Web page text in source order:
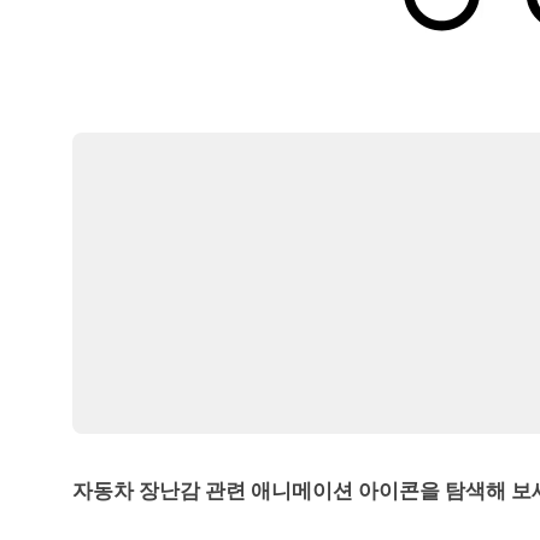
자동차 장난감 관련 애니메이션 아이콘을 탐색해 보